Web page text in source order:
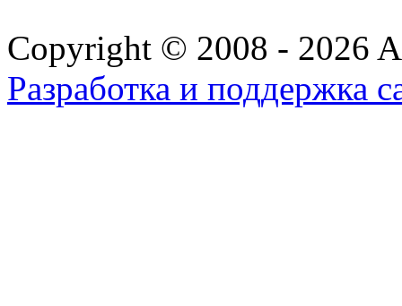
Copyright © 2008 - 2026
Разработка и поддержка